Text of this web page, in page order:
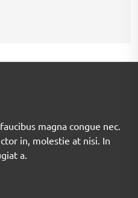
magna congue nec.
in, molestie at nisi. In
a.